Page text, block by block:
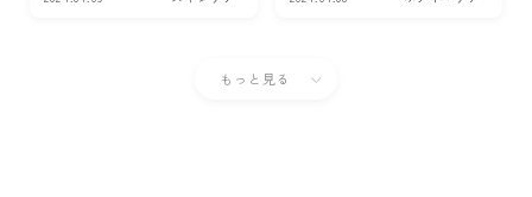
もっと見る